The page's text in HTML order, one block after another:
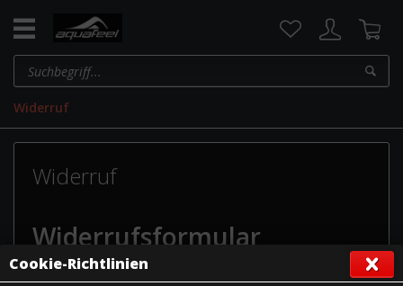
Widerruf
Widerruf
Widerrufsformular
Cookie-Richtlinien